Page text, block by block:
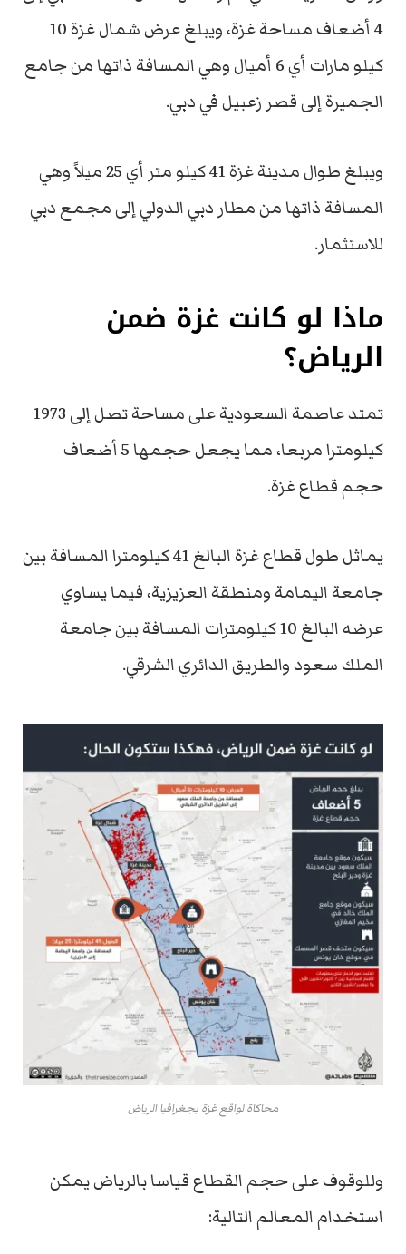
4 أضعاف مساحة غزة، ويبلغ عرض شمال غزة 10
كيلو مارات أي 6 أميال وهي المسافة ذاتها من جامع
الجميرة إلى قصر زعبيل في دبي.
ويبلغ طوال مدينة غزة 41 كيلو متر أي 25 ميلاً وهي
المسافة ذاتها من مطار دبي الدولي إلى مجمع دبي
للاستثمار.
ماذا لو كانت غزة ضمن
الرياض؟
تمتد عاصمة السعودية على مساحة تصل إلى 1973
كيلومترا مربعا، مما يجعل حجمها 5 أضعاف
حجم قطاع غزة.
يماثل طول قطاع غزة البالغ 41 كيلومترا المسافة بين
جامعة اليمامة ومنطقة العزيزية، فيما يساوي
عرضه البالغ 10 كيلومترات المسافة بين جامعة
الملك سعود والطريق الدائري الشرقي.
محاكاة لواقع غزة بجغرافيا الرياض
وللوقوف على حجم القطاع قياسا بالرياض يمكن
استخدام المعالم التالية: